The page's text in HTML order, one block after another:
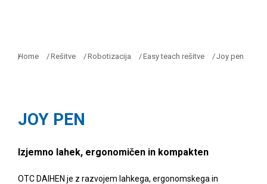
You are here:
Home Rešitve Robotizacija Easy teach rešitve Joy pen
JOY PEN
Izjemno lahek, ergonomičen in kompakten
OTC DAIHEN je z razvojem lahkega, ergonomskega in